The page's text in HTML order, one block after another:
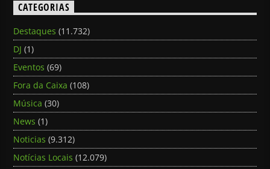
CATEGORIAS
Destaques (11.732)
DJ (1)
Eventos (69)
Fora da Caixa (108)
Música (30)
News (1)
Noticias (9.312)
Notícias Locais (12.079)